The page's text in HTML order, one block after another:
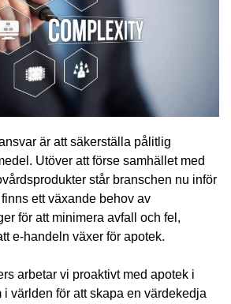
är att säkerställa pålitlig
Utöver att förse samhället med
står branschen nu inför
ett växande behov av
för att minimera avfall och fel,
e-handeln växer för apotek.
arbetar vi proaktivt med apotek i
i världen för att skapa en värdekedja